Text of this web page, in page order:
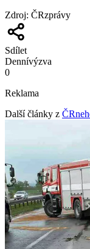
Zdroj: ČRzprávy
Sdílet
Dennívýzva
0
Reklama
Další články z